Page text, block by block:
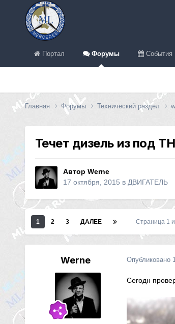
Портал Форумы События
Главная Форумы Технический раздел
Течет дизель из под
Автор Werne
17 октября, 2015 в ДВИГАТЕЛЬ
1 2 3 ДАЛЕЕ Страница 1
Werne Опубликовано
Сегодн